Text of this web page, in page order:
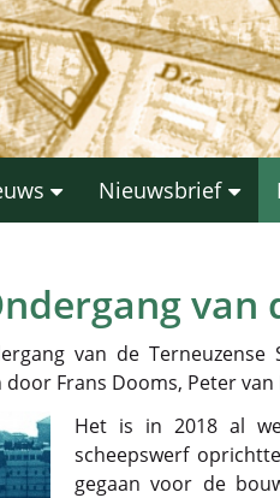
Nieuwsbrief
van
van de
Frans Dooms, Peter van
Het is in 2018 al
scheepswerf
gegaan voor de